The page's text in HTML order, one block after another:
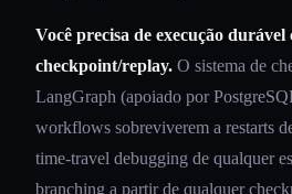
Você precisa de execução durável
checkpoint/replay. O sistema de
LangGraph (apoiado por
workflows sobreviverem a restarts
time-travel debugging de qualquer
branching a partir de qualquer